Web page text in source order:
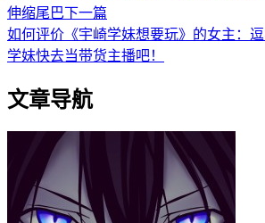
伸缩尾巴下一篇
如何评价《宇崎学妹想要玩》的女主：
学妹快去当带货主播吧！
文章导航